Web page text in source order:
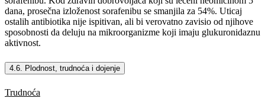
dana, prosečna izloženost sorafenibu se smanjila za 54%. Uticaj
ostalih antibiotika nije ispitivan, ali bi verovatno zavisio od njihove
sposobnosti da deluju na mikroorganizme koji imaju glukuronidaznu
aktivnost.
4.6. Plodnost, trudnoća i dojenje
Trudnoća